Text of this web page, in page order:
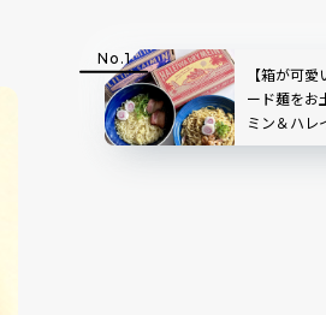
【箱が可
ード麺をお
ミン＆ハレ
ルポ